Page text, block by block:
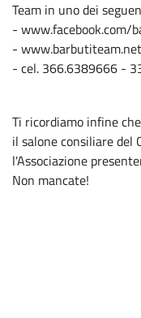
Team in uno dei
- www.facebook.com/
- www.barbutiteam.net
- cel. 366.6389666 -
Ti ricordiamo infine
il salone consiliare del
l'Associazione
Non mancate!